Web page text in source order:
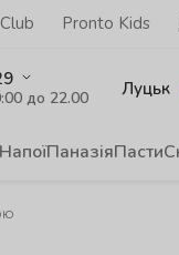
Pronto Kids
до 22.00 Луцьк
НапоїПаназіяПасти